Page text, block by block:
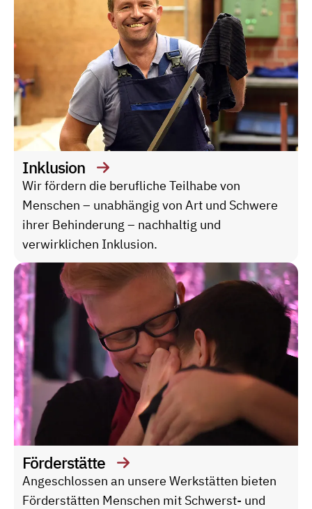
Inklusion
Wir fördern die berufliche Teilhabe von
Menschen – unabhängig von Art und Schwere
ihrer Behinderung – nachhaltig und
verwirklichen Inklusion.
Förderstätte
Angeschlossen an unsere Werkstätten bieten
Förderstätten Menschen mit Schwerst- und